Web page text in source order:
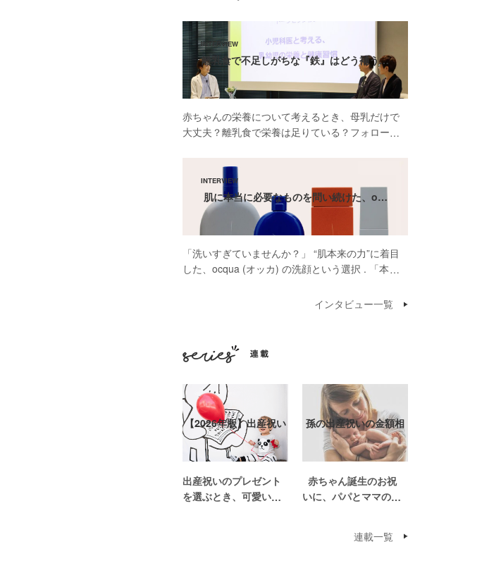
離乳食で不足しがちな『鉄』はどう補う…
赤ちゃんの栄養について考えるとき、母乳だけで
大丈夫？離乳食で栄養は足りている？フォローア
感じたことがある方も多いのではないでしょう
か。 先日開催された雪印ビーンスターク株式会
社 […]肌に本当に必要なものを問い続けた、o…
「洗いすぎていませんか？」 “肌本来の力”に着目
した、ocqua (オッカ) の洗顔という選択 . 「本当
してくださったのは、スキンケアブランド
インタビュー一覧
【2026年版】出産祝い
おしゃれなプ…
出産祝いのプレゼント
を選ぶとき、可愛いも
孫の出産祝いの金額相
場って？出産祝い…
赤ちゃん誕生のお祝
いに、パパとママの親
場合、今現在のお祝い
連載一覧